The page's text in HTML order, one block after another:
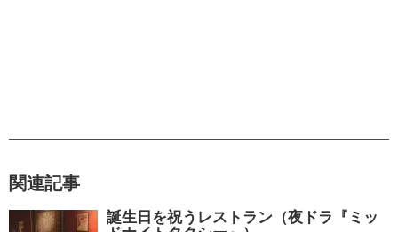
関連記事
誕生日を祝うレストラン（夜ドラ『ミッ